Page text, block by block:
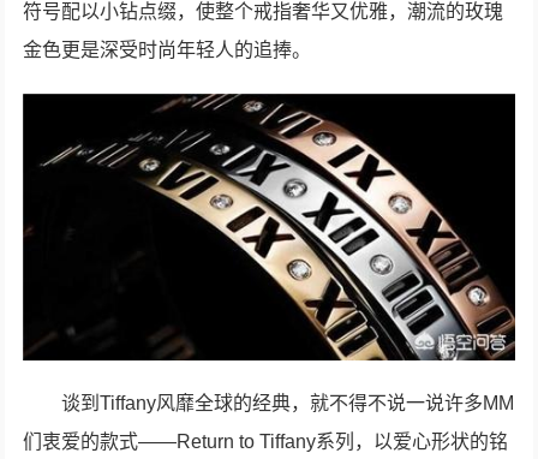
符号配以小钻点缀，使整个戒指奢华又优雅，潮流的玫瑰
金色更是深受时尚年轻人的追捧。
谈到Tiffany风靡全球的经典，就不得不说一说许多MM
们衷爱的款式——Return to Tiffany系列，以爱心形状的铭